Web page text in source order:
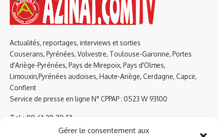
Gérer le consentement aux
Actualités, reportages, interviews et sorties
Couserans, Pyrénées, Volvestre, Toulouse-Garonne, Portes
d'Ariège-Pyrénées, Pays de Mirepoix, Pays d'Olmes,
Limouxin,Pyrénées audoises, Haute-Ariège, Cerdagne, Capcir,
Conflent
Service de presse en ligne N° CPPAP : 0523 W 93100
Tel : 09 61 38 79 51